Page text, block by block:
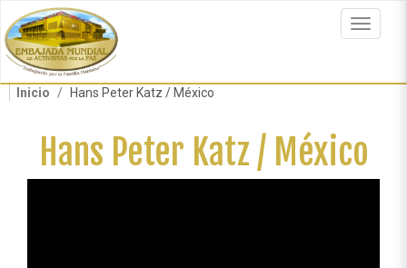
al
contenido
principal
Toggle
Inicio Hans Peter Katz / México
Hans Peter Katz / México